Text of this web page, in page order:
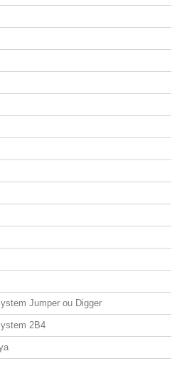
Jumper ou Digger
2B4